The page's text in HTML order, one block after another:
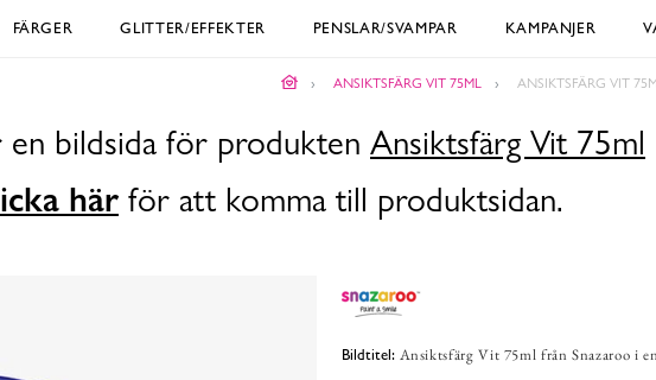
FÄRGER GLITTER/EFFEKTER PENSLAR/SVAMPAR KAMPANJER
ANSIKTSFÄRG VIT 75ML ANSIKTSFÄRG VIT
bildsida för produkten Ansiktsfärg Vit 75ml
här för att komma till produktsidan.
Bildtitel: Ansiktsfärg Vit 75ml från Snazaroo i